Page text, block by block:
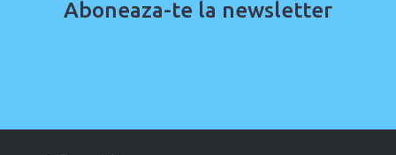
Aboneaza-te la newsletter